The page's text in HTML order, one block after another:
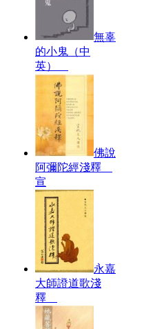
無辜
的小鬼（中
英）
佛說
阿彌陀經淺釋
宣
永嘉
大師證道歌淺
釋